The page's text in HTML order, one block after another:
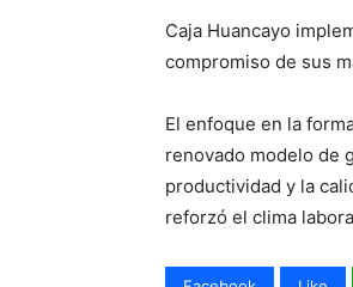
Caja Huancayo
compromiso de sus
El enfoque en la
renovado modelo de
productividad y la
reforzó el clima